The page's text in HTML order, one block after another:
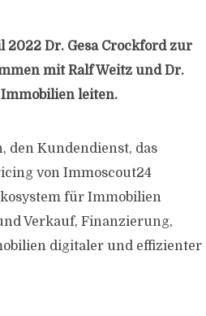
Dr. Gesa Crockford zur
mit Ralf Weitz und Dr.
leiten.
den Kundendienst, das
von Immoscout24
für Immobilien
Verkauf, Finanzierung,
digitaler und effizienter